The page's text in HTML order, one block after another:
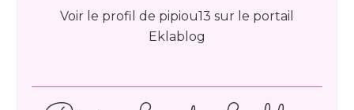
Voir le profil de pipiou13 sur le portail
Eklablog